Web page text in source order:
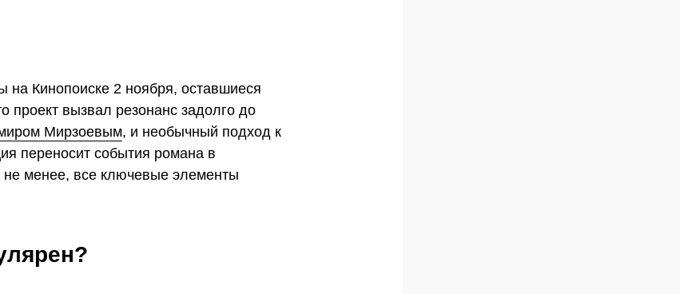
на Кинопоиске 2 ноября, оставшиеся
проект вызвал резонанс задолго до
Мирзоевым, и необычный подход к
переносит события романа в
не менее, все ключевые элементы